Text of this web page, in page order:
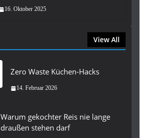
16. Oktober 2025
View All
Zero Waste Küchen-Hacks
14. Februar 2026
Warum gekochter Reis nie lange
draußen stehen darf